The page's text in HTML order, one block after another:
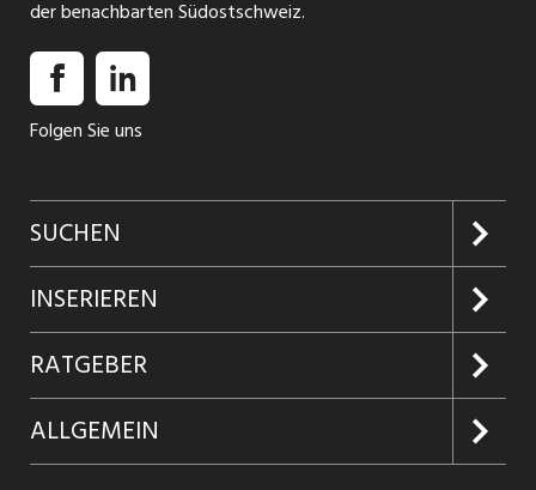
der benachbarten Südostschweiz.
Folgen Sie uns
SUCHEN
Jobs suchen
Jobabo
Firmen entdecken
Jobs in Graubünden
INSERIEREN
Kundenlogin
Inserieren
Produkte
RATGEBER
Glossar
ALLGEMEIN